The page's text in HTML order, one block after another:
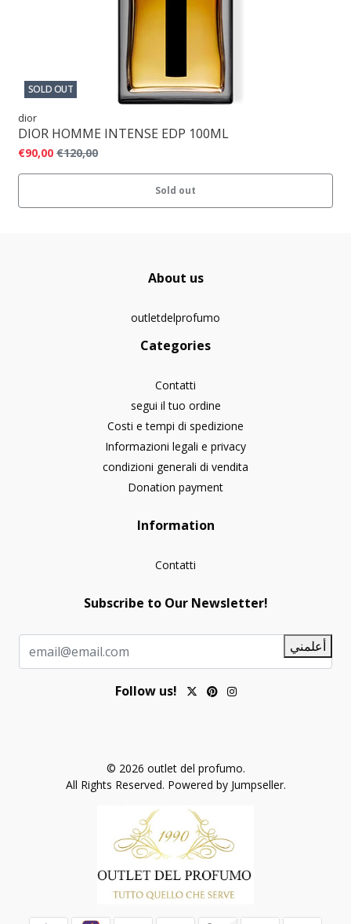
SOLD OUT
dior
DIOR HOMME INTENSE EDP 100ML
€90,00 €120,00
Sold out
About us
outletdelprofumo
Categories
Contatti
segui il tuo ordine
Costi e tempi di spedizione
Informazioni legali e privacy
condizioni generali di vendita
Donation payment
Information
Contatti
Subscribe to Our Newsletter!
أعلمني
Follow us!
© 2026 outlet del profumo.
All Rights Reserved. Powered by Jumpseller.